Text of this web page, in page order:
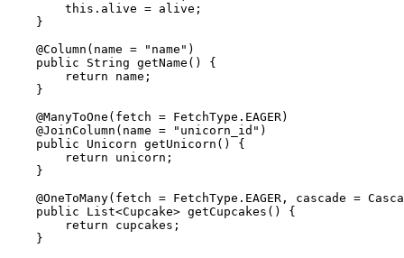
        this.alive = alive;
    }
    @Column(name = "name")
    public String getName() {
        return name;
    }
    @ManyToOne(fetch = FetchType.EAGER)
    @JoinColumn(name = "unicorn_id")
    public Unicorn getUnicorn() {
        return unicorn;
    }
@OneToMany(fetch = FetchType.EAGER, cascade =
    public List<Cupcake> getCupcakes() {
        return cupcakes;
    }